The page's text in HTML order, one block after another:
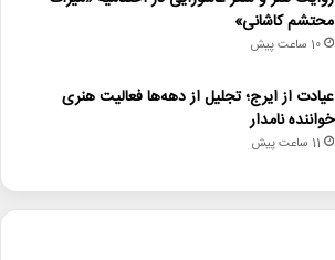
محتشم کاشانی»
10 ساعت پیش
عیادت از ایرج؛ تجلیل از دهه‌ها فعالیت هنری
خواننده نامدار
11 ساعت پیش